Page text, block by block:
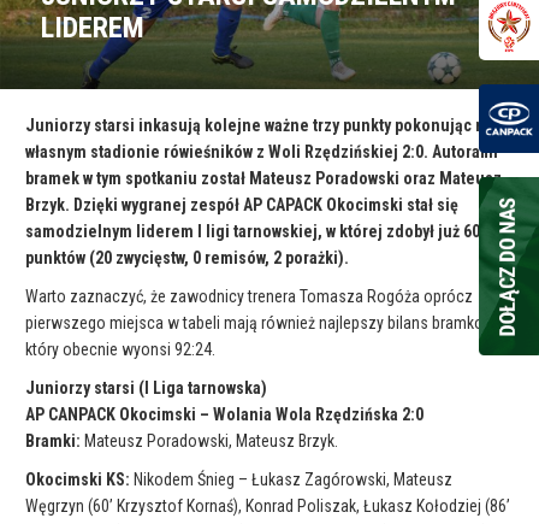
LIDEREM
Juniorzy starsi inkasują kolejne ważne trzy punkty pokonując na
własnym stadionie rówieśników z Woli Rzędzińskiej 2:0. Autorami
bramek w tym spotkaniu został Mateusz Poradowski oraz Mateusz
Brzyk. Dzięki wygranej zespół AP CAPACK Okocimski stał się
samodzielnym liderem I ligi tarnowskiej, w której zdobył już 60
punktów (20 zwycięstw, 0 remisów, 2 porażki).
Warto zaznaczyć, że zawodnicy trenera Tomasza Rogóża oprócz
pierwszego miejsca w tabeli mają również najlepszy bilans bramkowy,
który obecnie wyonsi 92:24.
Juniorzy starsi (I Liga tarnowska)
AP CANPACK Okocimski – Wolania Wola Rzędzińska 2:0
Bramki: Mateusz Poradowski, Mateusz Brzyk.
Okocimski KS: Nikodem Śnieg – Łukasz Zagórowski, Mateusz
Węgrzyn (60’ Krzysztof Kornaś), Konrad Poliszak, Łukasz Kołodziej (86’